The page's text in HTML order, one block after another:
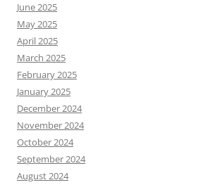
June 2025
May 2025
April 2025
March 2025
February 2025
January 2025
December 2024
November 2024
October 2024
September 2024
August 2024